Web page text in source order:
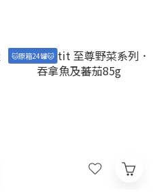
🐱原箱24罐🐱